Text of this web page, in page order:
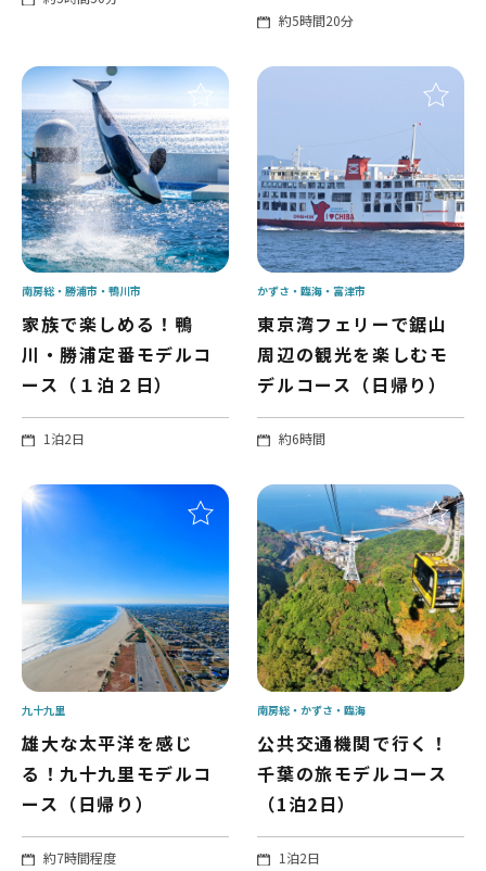
約5時間20分
家族で楽しめる！鴨
川・勝浦定番モデルコ
ース（１泊２日）
1泊2日
南房総 勝浦市 鴨川市
東京湾フェリーで鋸山
周辺の観光を楽しむモ
デルコース（日帰り）
約6時間
かずさ・臨海 富津市
雄大な太平洋を感じ
る！九十九里モデルコ
ース（日帰り）
約7時間程度
九十九里
公共交通機関で行く！
千葉の旅モデルコース
（1泊2日）
1泊2日
南房総 かずさ・臨海